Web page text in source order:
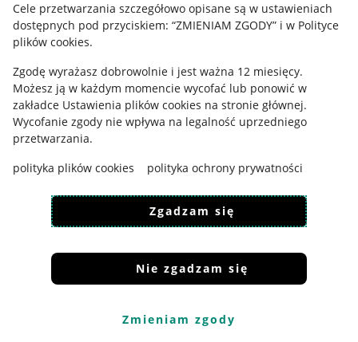
Cele przetwarzania szczegółowo opisane są w ustawieniach
dostępnych pod przyciskiem: “ZMIENIAM ZGODY” i w Polityce
plików cookies.
Zgodę wyrażasz dobrowolnie i jest ważna 12 miesięcy.
Możesz ją w każdym momencie wycofać lub ponowić w
zakładce Ustawienia plików cookies na stronie głównej.
Wycofanie zgody nie wpływa na legalność uprzedniego
przetwarzania.
polityka plików cookies
polityka ochrony prywatności
Zgadzam się
Nie zgadzam się
Zmieniam zgody
Udostępnianie lokalizacji
Informacje dla Aktu o Usługach Cyfrowych
Pobierz aplikację
Korzystanie z serwisu oznacza akceptacjęregulaminu